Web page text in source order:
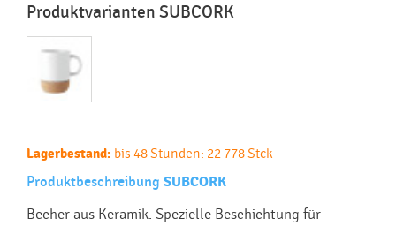
Produktvarianten SUBCORK
Lagerbestand: bis 48 Stunden: 22 778 Stck
Produktbeschreibung SUBCORK
Becher aus Keramik. Spezielle Beschichtung für